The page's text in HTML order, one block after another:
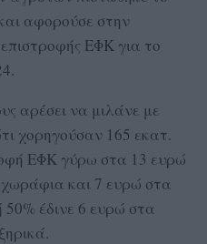
αφορούσε στην
ΕΦΚ για το
αρέσει να μιλάνε με
χορηγούσαν 165 εκατ.
ΕΦΚ γύρω στα 13 ευρώ
και 7 ευρώ στα
έδινε 6 ευρώ στα